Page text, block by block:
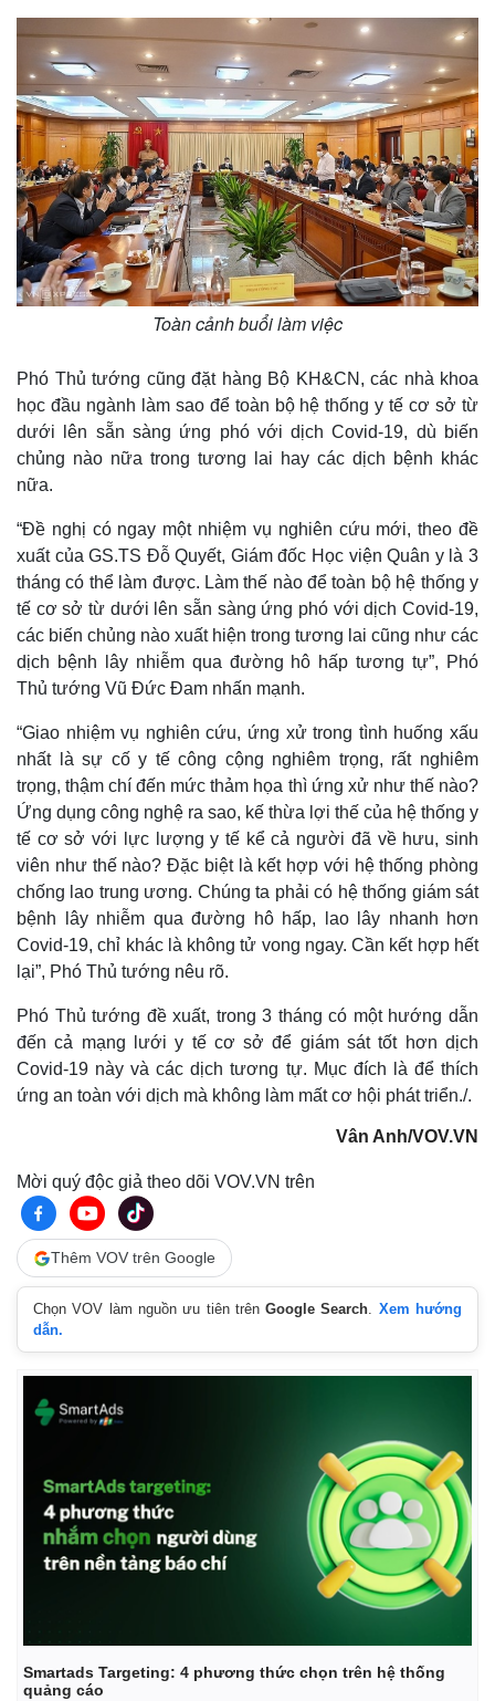
Thể thao
Bóng đá
Lịch thi đấu bóng đá
Thế giới thể thao
eSports
Ô tô - Xe máy
Ô tô
Xe máy
Tư vấn
Toàn cảnh buổi làm việc
Phó Thủ tướng cũng đặt hàng Bộ KH&CN, các nhà khoa
học đầu ngành làm sao để toàn bộ hệ thống y tế cơ sở từ
dưới lên sẵn sàng ứng phó với dịch Covid-19, dù biến
chủng nào nữa trong tương lai hay các dịch bệnh khác
nữa.
“Đề nghị có ngay một nhiệm vụ nghiên cứu mới, theo đề
xuất của GS.TS Đỗ Quyết, Giám đốc Học viện Quân y là 3
tháng có thể làm được. Làm thế nào để toàn bộ hệ thống y
tế cơ sở từ dưới lên sẵn sàng ứng phó với dịch Covid-19,
các biến chủng nào xuất hiện trong tương lai cũng như các
dịch bệnh lây nhiễm qua đường hô hấp tương tự”, Phó
Thủ tướng Vũ Đức Đam nhấn mạnh.
“Giao nhiệm vụ nghiên cứu, ứng xử trong tình huống xấu
nhất là sự cố y tế công cộng nghiêm trọng, rất nghiêm
trọng, thậm chí đến mức thảm họa thì ứng xử như thế nào?
Ứng dụng công nghệ ra sao, kế thừa lợi thế của hệ thống y
tế cơ sở với lực lượng y tế kể cả người đã về hưu, sinh
viên như thế nào? Đặc biệt là kết hợp với hệ thống phòng
chống lao trung ương. Chúng ta phải có hệ thống giám sát
bệnh lây nhiễm qua đường hô hấp, lao lây nhanh hơn
Covid-19, chỉ khác là không tử vong ngay. Cần kết hợp hết
lại”, Phó Thủ tướng nêu rõ.
Phó Thủ tướng đề xuất, trong 3 tháng có một hướng dẫn
đến cả mạng lưới y tế cơ sở để giám sát tốt hơn dịch
Covid-19 này và các dịch tương tự. Mục đích là để thích
ứng an toàn với dịch mà không làm mất cơ hội phát triển./.
Vân Anh/VOV.VN
Mời quý độc giả theo dõi VOV.VN trên
Thêm VOV trên Google
Chọn VOV làm nguồn ưu tiên trênGoogle Search. Xem hướng
dẫn.
Smartads Targeting: 4 phương thức chọn trên hệ thống
quảng cáo